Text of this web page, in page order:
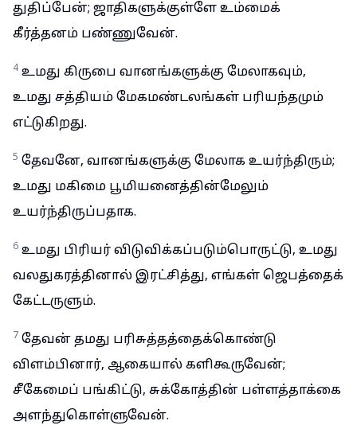
துதிப்பேன்; ஜாதிகளுக்குள்ளே உம்மைக்
கீர்த்தனம் பண்ணுவேன்.
4 உமது கிருபை வானங்களுக்கு மேலாகவும்,
உமது சத்தியம் மேகமண்டலங்கள் பரியந்தமும்
எட்டுகிறது.
5 தேவனே, வானங்களுக்கு மேலாக உயர்ந்திரும்;
உமது மகிமை பூமியனைத்தின்மேலும்
உயர்ந்திருப்பதாக.
6 உமது பிரியர் விடுவிக்கப்படும்பொருட்டு, உமது
வலதுகரத்தினால் இரட்சித்து, எங்கள் ஜெபத்தைக்
கேட்டருளும்.
7 தேவன் தமது பரிசுத்தத்தைக்கொண்டு
விளம்பினார், ஆகையால் களிகூருவேன்;
சீகேமைப் பங்கிட்டு, சுக்கோத்தின் பள்ளத்தாக்கை
அளந்துகொள்ளுவேன்.